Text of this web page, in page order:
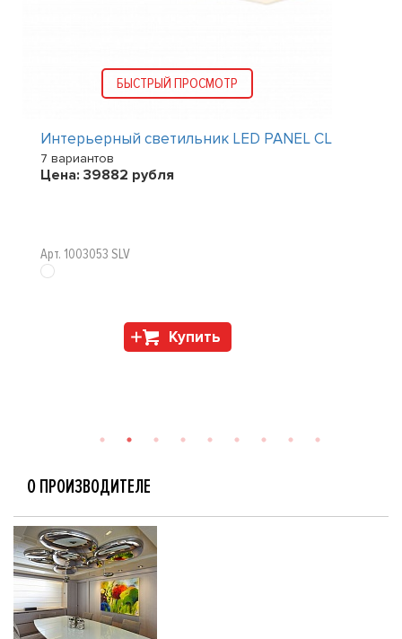
БЫСТРЫЙ ПРОСМОТР
Интерьерный светильник LED PANEL CL
7 вариантов
Цена: 39882 рубля
Арт. 1003053 SLV
Купить
О ПРОИЗВОДИТЕЛЕ